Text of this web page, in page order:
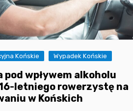
Końskie Wypadek Końskie
pod wpływem alkoholu
letniego rowerzystę na
w Końskich